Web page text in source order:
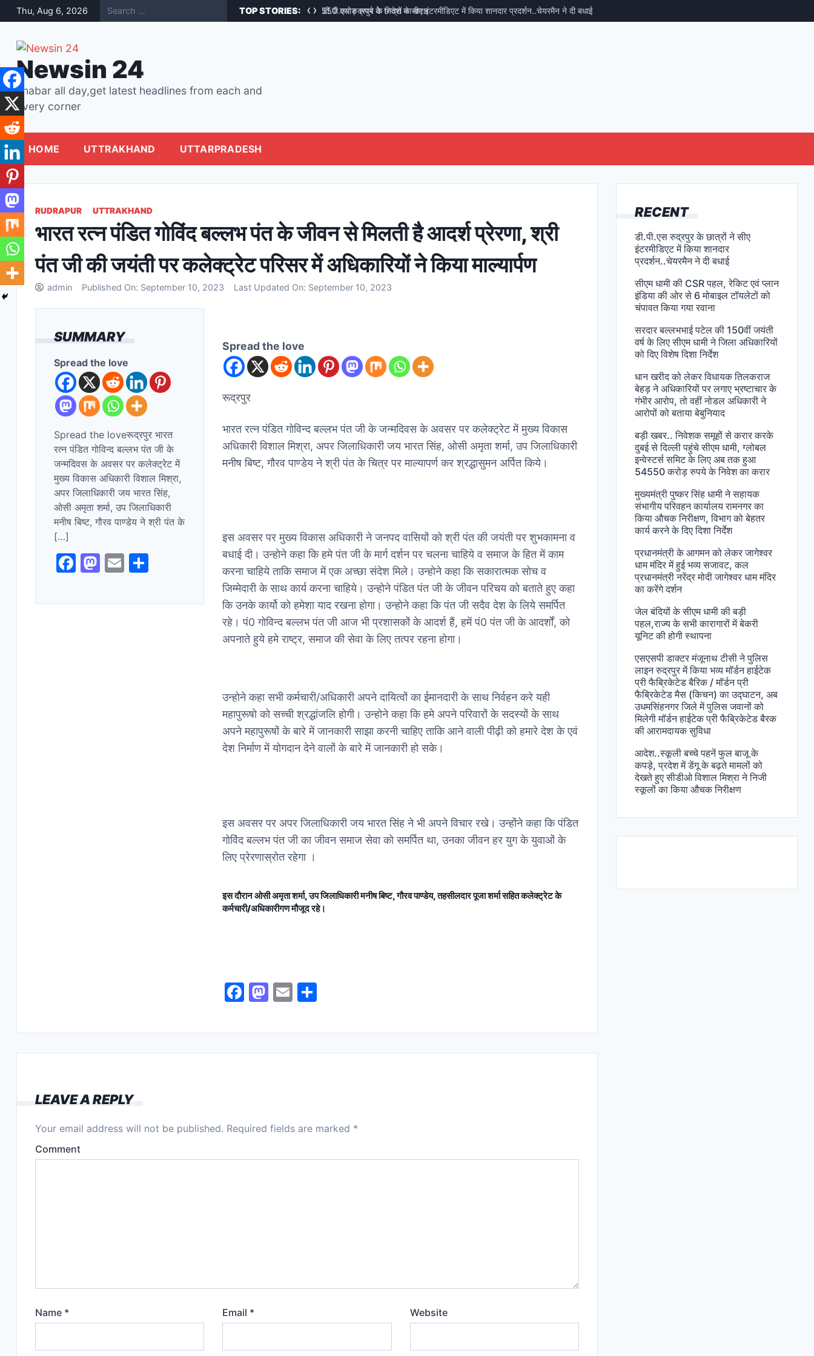
Skip
to
content
Thu, Aug 6, 2026 TOP STORIES:
ग्लोबल इन्वेस्टर्स समिट के लिए अब तक हुआ 54550 करोड़ रुपये के निवेश का करारडी.पी.एस रुद्रपुर के छात्रों ने सीए इंटरमीडिएट में किया शानदार प्रदर्शन..चेयरमैन ने दी बधाई सीएम धामी की CSR पहल, रेकिट एवं प्लान इंडिया की ओर से 6 मोबाइल टॉयलेटों को चंपावत किया
‹›
Newsin 24
khabar all day,get latest headlines from each and
every corner
HOME UTTRAKHAND UTTARPRADESH
RUDRAPUR UTTRAKHAND
भारत रत्न पंडित गोविंद बल्लभ पंत के जीवन से मिलती है आदर्श प्रेरणा, श्री
पंत जी की जयंती पर कलेक्ट्रेट परिसर में अधिकारियों ने किया माल्यार्पण
admin Published On: September 10, 2023 Last Updated On: September 10, 2023
SUMMARY
Spread the love
Spread the loveरूद्रपुर भारत
रत्न पंडित गोविन्द बल्लभ पंत जी के
जन्मदिवस के अवसर पर कलेक्ट्रेट में
मुख्य विकास अधिकारी विशाल मिश्रा,
अपर जिलाधिकारी जय भारत सिंह,
ओसी अमृता शर्मा, उप जिलाधिकारी
मनीष बिष्ट, गौरव पाण्डेय ने श्री पंत के
[…]
F
c
M
st
E
ai ar
Spread the love
रूद्रपुर
भारत रत्न पंडित गोविन्द बल्लभ पंत जी के जन्मदिवस के अवसर पर कलेक्ट्रेट में मुख्य विकास
अधिकारी विशाल मिश्रा, अपर जिलाधिकारी जय भारत सिंह, ओसी अमृता शर्मा, उप जिलाधिकारी
मनीष बिष्ट, गौरव पाण्डेय ने श्री पंत के चित्र पर माल्यापर्ण कर श्रद्धासुमन अर्पित किये।
इस अवसर पर मुख्य विकास अधिकारी ने जनपद वासियों को श्री पंत की जयंती पर शुभकामना व
बधाई दी। उन्होने कहा कि हमे पंत जी के मार्ग दर्शन पर चलना चाहिये व समाज के हित में काम
करना चाहिये ताकि समाज में एक अच्छा संदेश मिले। उन्होने कहा कि सकारात्मक सोच व
जिम्मेदारी के साथ कार्य करना चाहिये। उन्होने पंडित पंत जी के जीवन परिचय को बताते हुए कहा
कि उनके कार्यो को हमेशा याद रखना होगा। उन्होने कहा कि पंत जी सदैव देश के लिये समर्पित
रहे। पं0 गोविन्द बल्लभ पंत जी आज भी प्रशासकों के आदर्श हैं, हमें पं0 पंत जी के आदर्शों, को
अपनाते हुये हमे राष्ट्र, समाज की सेवा के लिए तत्पर रहना होगा।
उन्होने कहा सभी कर्मचारी/अधिकारी अपने दायित्वों का ईमानदारी के साथ निर्वहन करे यही
महापुरूषो को सच्ची श्रद्धांजलि होगी। उन्होने कहा कि हमे अपने परिवारों के सदस्यों के साथ
अपने महापुरूषों के बारे में जानकारी साझा करनी चाहिए ताकि आने वाली पीढ़ी को हमारे देश के एवं
देश निर्माण में योगदान देने वालों के बारे में जानकारी हो सके।
इस अवसर पर अपर जिलाधिकारी जय भारत सिंह ने भी अपने विचार रखे। उन्होंने कहा कि पंडित
गोविंद बल्लभ पंत जी का जीवन समाज सेवा को समर्पित था, उनका जीवन हर युग के युवाओं के
लिए प्रेरणास्रोत रहेगा ।
इस दौरान ओसी अमृता शर्मा, उप जिलाधिकारी मनीष बिष्ट, गौरव पाण्डेय, तहसीलदार पूजा शर्मा सहित कलेक्ट्रेट के
कर्मचारी/अधिकारीगण मौजूद रहे।
F
c
e
k
M
st
o
E
ai
l
ar
e
LEAVE A REPLY
Your email address will not be published. Required fields are marked *
Comment
Name * Email * Website
RECENT
डी.पी.एस रुद्रपुर के छात्रों ने सीए
इंटरमीडिएट में किया शानदार
प्रदर्शन..चेयरमैन ने दी बधाई
सीएम धामी की CSR पहल, रेकिट एवं प्लान
इंडिया की ओर से 6 मोबाइल टॉयलेटों को
चंपावत किया गया रवाना
सरदार बल्लभभाई पटेल की 150वीं जयंती
वर्ष के लिए सीएम धामी ने जिला अधिकारियों
को दिए विशेष दिशा निर्देश
धान खरीद को लेकर विधायक तिलकराज
बेहड़ ने अधिकारियों पर लगाए भ्रष्टाचार के
गंभीर आरोप, तो वहीं नोडल अधिकारी ने
आरोपों को बताया बेबुनियाद
बड़ी खबर.. निवेशक समूहों से करार करके
दुबई से दिल्ली पहुंचे सीएम धामी, ग्लोबल
इन्वेस्टर्स समिट के लिए अब तक हुआ
54550 करोड़ रुपये के निवेश का करार
मुख्यमंत्री पुष्कर सिंह धामी ने सहायक
संभागीय परिवहन कार्यालय रामनगर का
किया औचक निरीक्षण, विभाग को बेहतर
कार्य करने के दिए दिशा निर्देश
प्रधानमंत्री के आगमन को लेकर जागेश्वर
धाम मंदिर में हुई भव्य सजावट, कल
प्रधानमंत्री नरेंद्र मोदी जागेश्वर धाम मंदिर
का करेंगे दर्शन
जेल बंदियों के सीएम धामी की बड़ी
पहल,राज्य के सभी कारागारों में बेकरी
यूनिट की होगी स्थापना
एसएसपी डाक्टर मंजूनाथ टीसी ने पुलिस
लाइन रुद्रपुर में किया भव्य मॉर्डन हाईटेक
प्री फैब्रिकेटेड बैरिक / मॉर्डन प्री
फैब्रिकेटेड मैस (किचन) का उद्घाटन, अब
उधमसिंहनगर जिले में पुलिस जवानों को
मिलेगी मॉर्डन हाईटेक प्री फैब्रिकेटेड बैरक
की आरामदायक सुविधा
आदेश..स्कूली बच्चे पहनें फुल बाजू के
कपड़े, प्रदेश में डेंगू के बढ़ते मामलों को
देखते हुए सीडीओ विशाल मिश्रा ने निजी
स्कूलों का किया औचक निरीक्षण